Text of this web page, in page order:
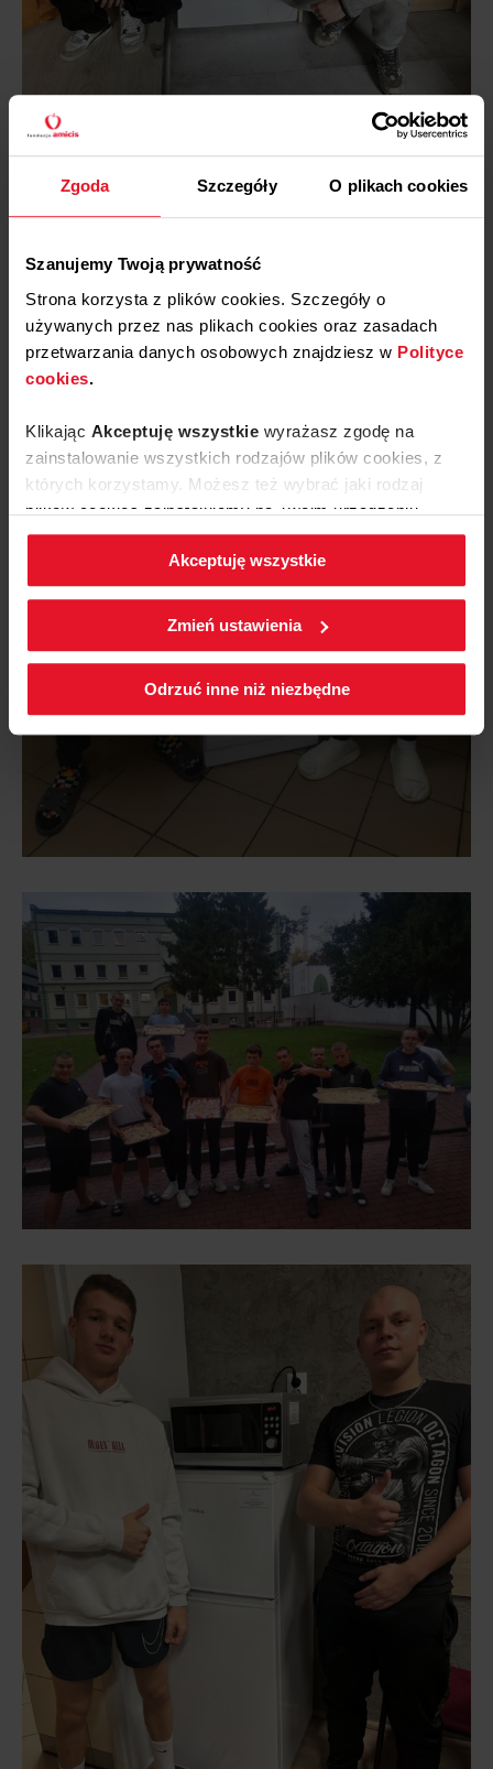
Zgoda Szczegóły O plikach cookies
Szanujemy Twoją prywatność
Strona korzysta z plików cookies. Szczegóły o
używanych przez nas plikach cookies oraz zasadach
przetwarzania danych osobowych znajdziesz w Polityce
cookies.
Klikając Akceptuję wszystkie wyrażasz zgodę na
zainstalowanie wszystkich rodzajów plików cookies, z
których korzystamy. Możesz też wybrać jaki rodzaj
plików cookies zainstalujemy na Twoim urządzeniu,
klikającZmień ustawienia.
W każdej chwili możesz zmienić wybrane przez Ciebie
ustawienia plików cookies wchodząc w zakładkę
Akceptuję wszystkie
Zmień ustawienia
Odrzuć inne niż niezbędne